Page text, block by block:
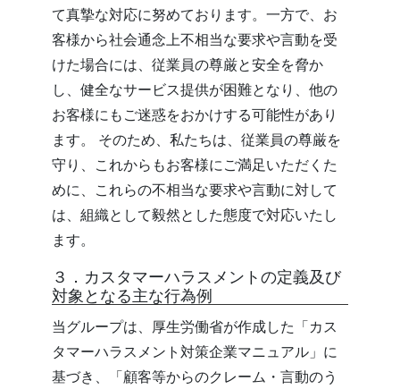
て真摯な対応に努めております。一方で、お
客様から社会通念上不相当な要求や言動を受
けた場合には、従業員の尊厳と安全を脅か
し、健全なサービス提供が困難となり、他の
お客様にもご迷惑をおかけする可能性があり
ます。 そのため、私たちは、従業員の尊厳を
守り、これからもお客様にご満足いただくた
めに、これらの不相当な要求や言動に対して
は、組織として毅然とした態度で対応いたし
ます。
３．カスタマーハラスメントの定義及び
対象となる主な行為例
当グループは、厚生労働省が作成した「カス
タマーハラスメント対策企業マニュアル」に
基づき、「顧客等からのクレーム・言動のう